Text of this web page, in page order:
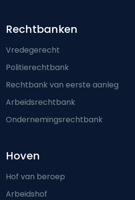
Footer-menu
Rechtbanken
Vredegerecht
Politierechtbank
Rechtbank van eerste aanleg
Arbeidsrechtbank
Ondernemingsrechtbank
Hoven
Hof van beroep
Arbeidshof